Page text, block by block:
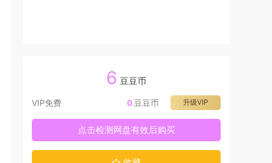
6 豆豆币
VIP免费 升级VIP
0 豆豆币
点击检测网盘有效后购买